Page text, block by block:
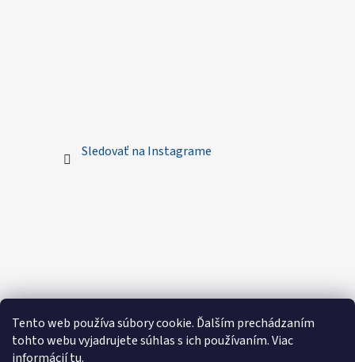
Tento web používa súbory cookie. Ďalším prechádzaním
tohto webu vyjadrujete súhlas s ich používaním. Viac
informáciítu.
Sledovať na Instagrame